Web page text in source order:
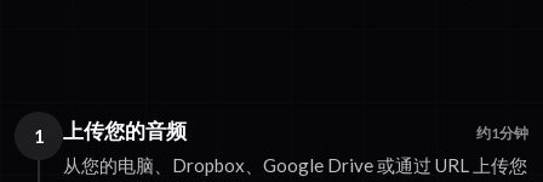
1 上传您的音频 约1分钟
从您的电脑、Dropbox、Google Drive 或通过 URL 上传您